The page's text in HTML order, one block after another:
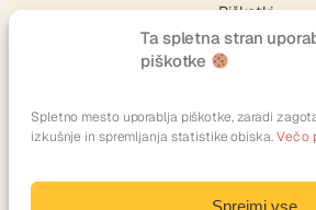
Ta spletna stran
piškotke
Spletno mesto uporablja piškotke, zaradi
izkušnje in spremljanja statistike obiska.Več o
Sprejmi vse
Piškotki